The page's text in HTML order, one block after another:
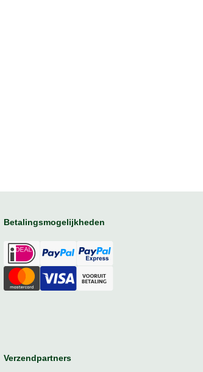
Betalingsmogelijkheden
Verzendpartners